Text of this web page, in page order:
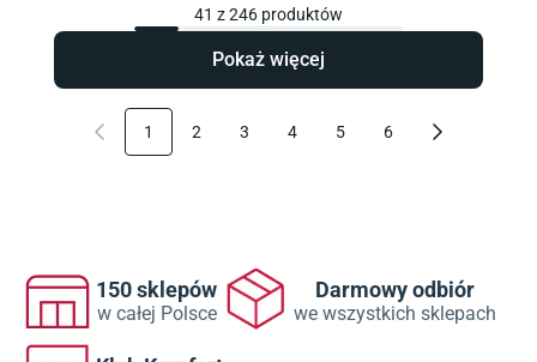
41 z246 produktów
Pokaż więcej
1 2 3 4 5 6
150 sklepów
w całej Polsce
Darmowy odbiór
we wszystkich sklepach